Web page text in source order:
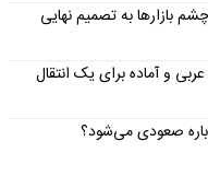
بازارها به تصمیم نهایی
و آماده برای یک انتقال
صعودی می‌شود؟